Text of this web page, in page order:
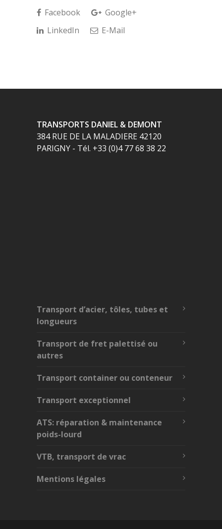
Facebook
Google+
LinkedIn
E-Mail
TRANSPORTS DANIEL & DEMONT
384 RUE DE LA MALADIERE 42120
PARIGNY - Tél. +33 (0)4 77 68 38 22
Transport d’acier, tôles, tubes et
longueurs
Transport de fret palettisé ou
autres
Transport container ou conteneur
Transport exceptionnel
ATS: réparation & maintenance
poids-lourd
VTB, transport de vrac
Mentions légales